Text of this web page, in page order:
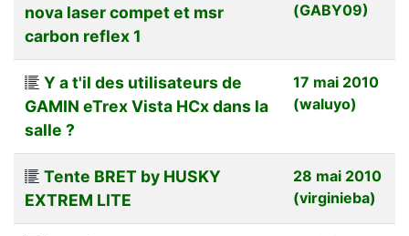
nova laser compet et msr
carbon reflex 1
(GABY09)
Y a t'il des utilisateurs de
GAMIN eTrex Vista HCx dans la
salle ?
17 mai 2010
(waluyo)
Tente BRET by HUSKY
EXTREM LITE
28 mai 2010
(virginieba)